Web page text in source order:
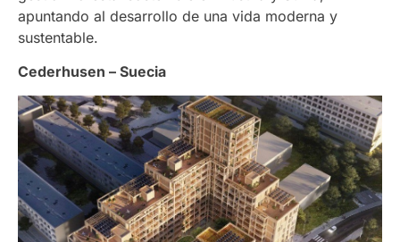
apuntando al desarrollo de una vida moderna y
sustentable.
Cederhusen – Suecia